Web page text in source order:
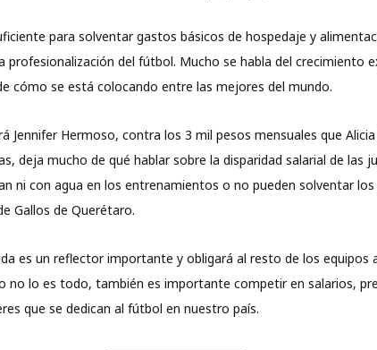
para solventar gastos básicos de hospedaje y
profesionalización del fútbol. Mucho se habla del crecimiento
cómo se está colocando entre las mejores del mundo.
Jennifer Hermoso, contra los 3 mil pesos mensuales que
deja mucho de qué hablar sobre la disparidad salarial de las
ni con agua en los entrenamientos o no pueden solventar los
Gallos de Querétaro.
es un reflector importante y obligará al resto de los equipos
no lo es todo, también es importante competir en salarios,
que se dedican al fútbol en nuestro país.